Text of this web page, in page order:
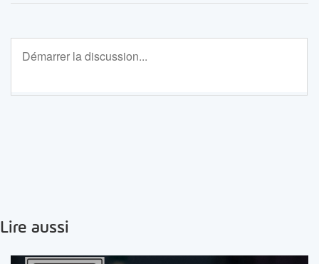
Lire aussi